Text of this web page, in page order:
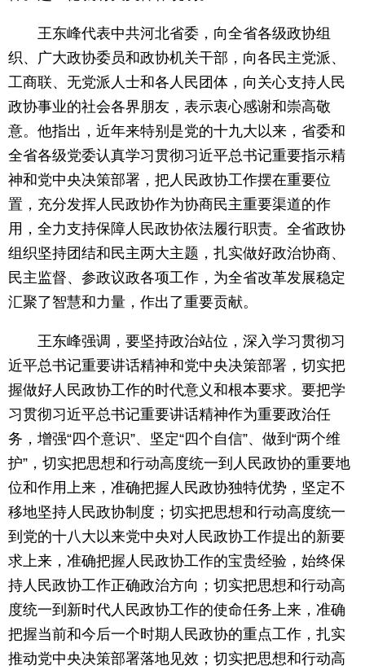
王东峰代表中共河北省委，向全省各级政协组
织、广大政协委员和政协机关干部，向各民主党派、
工商联、无党派人士和各人民团体，向关心支持人民
政协事业的社会各界朋友，表示衷心感谢和崇高敬
意。他指出，近年来特别是党的十九大以来，省委和
全省各级党委认真学习贯彻习近平总书记重要指示精
神和党中央决策部署，把人民政协工作摆在重要位
置，充分发挥人民政协作为协商民主重要渠道的作
用，全力支持保障人民政协依法履行职责。全省政协
组织坚持团结和民主两大主题，扎实做好政治协商、
民主监督、参政议政各项工作，为全省改革发展稳定
汇聚了智慧和力量，作出了重要贡献。
王东峰强调，要坚持政治站位，深入学习贯彻习
近平总书记重要讲话精神和党中央决策部署，切实把
握做好人民政协工作的时代意义和根本要求。要把学
习贯彻习近平总书记重要讲话精神作为重要政治任
务，增强“四个意识”、坚定“四个自信”、做到“两个维
护”，切实把思想和行动高度统一到人民政协的重要地
位和作用上来，准确把握人民政协独特优势，坚定不
移地坚持人民政协制度；切实把思想和行动高度统一
到党的十八大以来党中央对人民政协工作提出的新要
求上来，准确把握人民政协工作的宝贵经验，始终保
持人民政协工作正确政治方向；切实把思想和行动高
度统一到新时代人民政协工作的使命任务上来，准确
把握当前和今后一个时期人民政协的重点工作，扎实
推动党中央决策部署落地见效；切实把思想和行动高